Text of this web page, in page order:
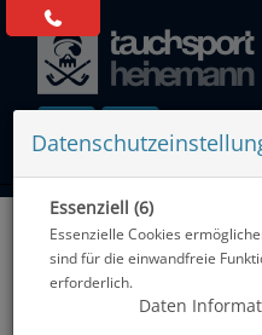
Alle Artikel zeigen
Essenziell (6)
Essenzielle Cookies
sind für die einwandfreie
erforderlich.
Daten